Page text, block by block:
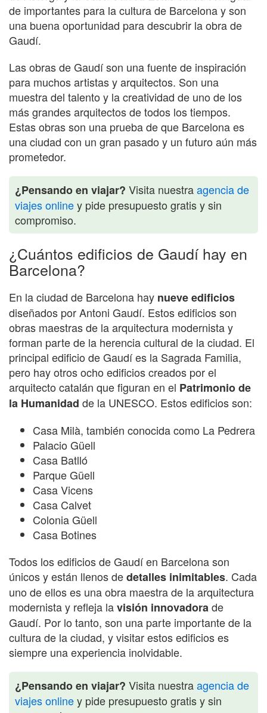
de importantes para la cultura de Barcelona y son
una buena oportunidad para descubrir la obra de
Gaudí.
Las obras de Gaudí son una fuente de inspiración
para muchos artistas y arquitectos. Son una
muestra del talento y la creatividad de uno de los
más grandes arquitectos de todos los tiempos.
Estas obras son una prueba de que Barcelona es
una ciudad con un gran pasado y un futuro aún más
prometedor.
¿Pensando en viajar? Visita nuestraagencia de
viajes onliney pide presupuesto gratis y sin
compromiso.
¿Cuántos edificios de Gaudí hay en
Barcelona?
En la ciudad de Barcelona hay nueve edificios
diseñados por Antoni Gaudí. Estos edificios son
obras maestras de la arquitectura modernista y
forman parte de la herencia cultural de la ciudad. El
principal edificio de Gaudí es la Sagrada Familia,
pero hay otros ocho edificios creados por el
arquitecto catalán que figuran en el Patrimonio de
la Humanidad de la UNESCO. Estos edificios son:
Casa Milà, también conocida como La Pedrera
Palacio Güell
Casa Batlló
Parque Güell
Casa Vicens
Casa Calvet
Colonia Güell
Casa Botines
Todos los edificios de Gaudí en Barcelona son
únicos y están llenos dedetalles inimitables. Cada
uno de ellos es una obra maestra de la arquitectura
modernista y refleja lavisión innovadorade
Gaudí. Por lo tanto, son una parte importante de la
cultura de la ciudad, y visitar estos edificios es
siempre una experiencia inolvidable.
¿Pensando en viajar? Visita nuestraagencia de
viajes onliney pide presupuesto gratis y sin